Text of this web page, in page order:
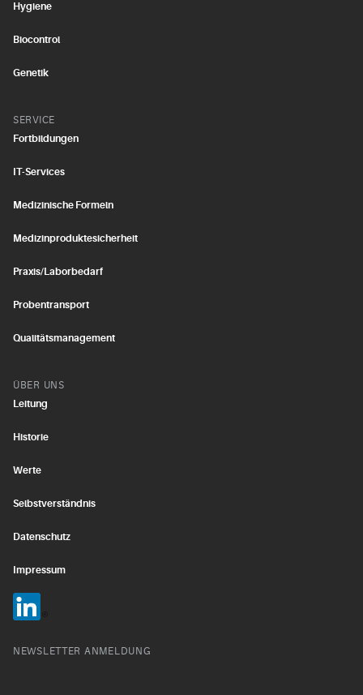
Hygiene
Biocontrol
Genetik
SERVICE
Fortbildungen
IT-Services
Medizinische Formeln
Medizinproduktesicherheit
Praxis/Laborbedarf
Probentransport
Qualitätsmanagement
ÜBER UNS
Leitung
Historie
Werte
Selbstverständnis
Datenschutz
Impressum
NEWSLETTER ANMELDUNG